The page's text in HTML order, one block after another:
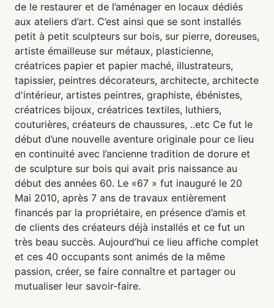
de le restaurer et de l’aménager en locaux dédiés
aux ateliers d’art. C’est ainsi que se sont installés
petit à petit sculpteurs sur bois, sur pierre, doreuses,
artiste émailleuse sur métaux, plasticienne,
créatrices papier et papier maché, illustrateurs,
tapissier, peintres décorateurs, architecte, architecte
d'intérieur, artistes peintres, graphiste, ébénistes,
créatrices bijoux, créatrices textiles, luthiers,
couturières, créateurs de chaussures, ..etc Ce fut le
début d’une nouvelle aventure originale pour ce lieu
en continuité avec l’ancienne tradition de dorure et
de sculpture sur bois qui avait pris naissance au
début des années 60. Le «67 » fut inauguré le 20
Mai 2010, après 7 ans de travaux entièrement
financés par la propriétaire, en présence d’amis et
de clients des créateurs déjà installés et ce fut un
très beau succès. Aujourd’hui ce lieu affiche complet
et ces 40 occupants sont animés de la même
passion, créer, se faire connaître et partager ou
mutualiser leur savoir-faire.